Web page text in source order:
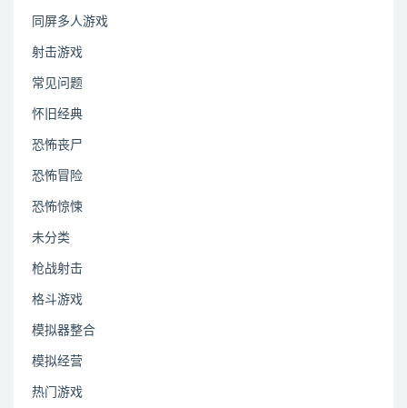
同屏多人游戏
射击游戏
常见问题
怀旧经典
恐怖丧尸
恐怖冒险
恐怖惊悚
未分类
枪战射击
格斗游戏
模拟器整合
模拟经营
热门游戏